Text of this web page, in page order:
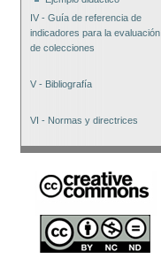
IV - Guía de referencia de
indicadores para la evaluación
de colecciones
V - Bibliografía
VI - Normas y directrices